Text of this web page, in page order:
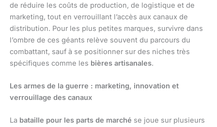
de réduire les coûts de production, de logistique et de
marketing, tout en verrouillant l’accès aux canaux de
distribution. Pour les plus petites marques, survivre dans
l’ombre de ces géants relève souvent du parcours du
combattant, sauf à se positionner sur des niches très
spécifiques comme les bières artisanales.
Les armes de la guerre : marketing, innovation et
verrouillage des canaux
La bataille pour les parts de marché se joue sur plusieurs